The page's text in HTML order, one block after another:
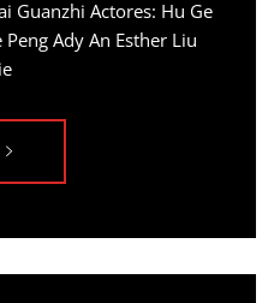
Guanzhi Actores: Hu Ge
Peng Ady An Esther Liu